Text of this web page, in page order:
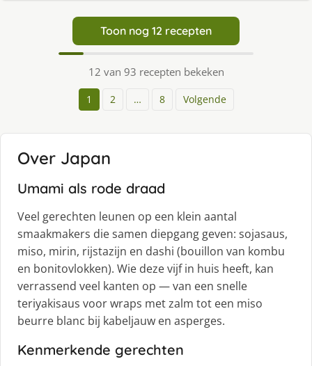
Toon nog 12 recepten
12 van 93 recepten bekeken
1 2 … 8 Volgende
Over Japan
Umami als rode draad
Veel gerechten leunen op een klein aantal
smaakmakers die samen diepgang geven: sojasaus,
miso, mirin, rijstazijn en dashi (bouillon van kombu
en bonitovlokken). Wie deze vijf in huis heeft, kan
verrassend veel kanten op — van een snelle
teriyakisaus voor wraps met zalm tot een miso
beurre blanc bij kabeljauw en asperges.
Kenmerkende gerechten